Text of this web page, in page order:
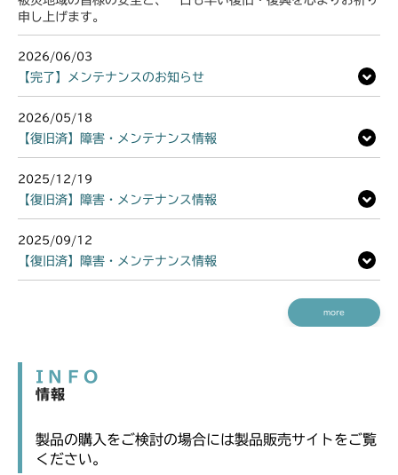
申し上げます。
2026/06/03
【完了】メンテナンスのお知らせ
2026/05/18
【復旧済】障害・メンテナンス情報
2025/12/19
【復旧済】障害・メンテナンス情報
2025/09/12
【復旧済】障害・メンテナンス情報
more
INFO
情報
製品の購入をご検討の場合には製品販売サイトをご覧
ください。